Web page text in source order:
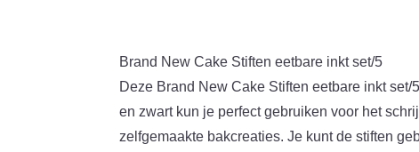
Brand New Cake Stiften eetbare inkt set/5
Deze Brand New Cake Stiften eetbare inkt set/
en zwart kun je perfect gebruiken voor het
zelfgemaakte bakcreaties. Je kunt de stiften